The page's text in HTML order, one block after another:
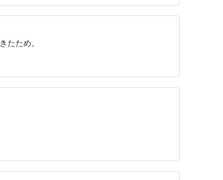
たため。